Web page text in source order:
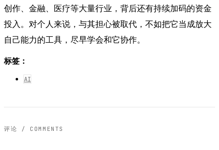
创作、金融、医疗等大量行业，背后还有持续加码的资金
投入。对个人来说，与其担心被取代，不如把它当成放大
自己能力的工具，尽早学会和它协作。
标签：
AI
评论 / COMMENTS